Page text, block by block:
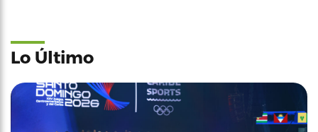
Lo Último